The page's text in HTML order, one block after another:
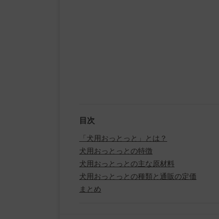
目次
「犬用おっとっと」とは？
犬用おっとっとの特徴
犬用おっとっとの主な原材料
犬用おっとっとの種類と通販の定価
まとめ